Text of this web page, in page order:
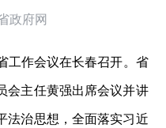
政府网
工作会议在长春召开。省
会主任黄强出席会议并讲
法治思想，全面落实习近